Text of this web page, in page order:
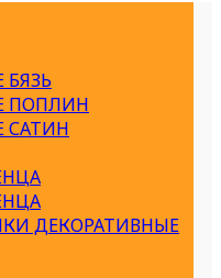
БЯЗЬ
ПОПЛИН
САТИН
ДЕКОРАТИВНЫЕ